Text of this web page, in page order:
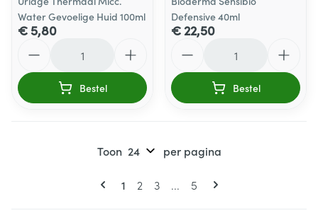
Water Gevoelige Huid 100ml
€ 5,80
Bestel
Defensive 40ml
€ 22,50
Bestel
Pagina's
U lees momenteel pagina
1 Pagina
2 Pagina
3 ... Pagina
5
Toon per pagina